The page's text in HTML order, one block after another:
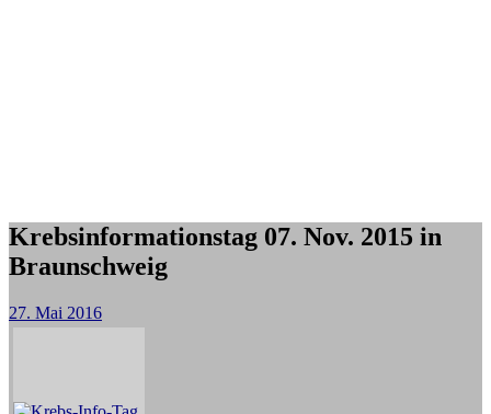
Krebsinformationstag 07. Nov. 2015 in
Braunschweig
27. Mai 2016